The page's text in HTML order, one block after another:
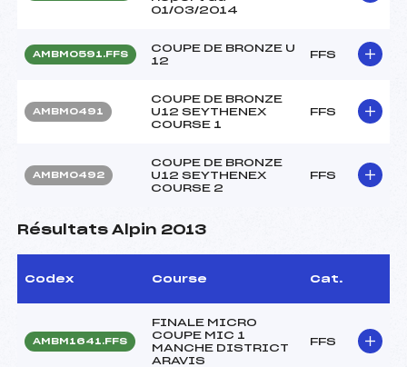
01/03/2014
AMBM0591.FFS
COUPE DE BRONZE U
12
FFS
AMBM0491
COUPE DE BRONZE
U12 SEYTHENEX
COURSE 1
FFS
AMBM0492
COUPE DE BRONZE
U12 SEYTHENEX
COURSE 2
FFS
Résultats Alpin 2013
Codex Course Cat.
AMBM1641.FFS
FINALE MICRO
COUPE MIC 1
MANCHE DISTRICT
ARAVIS
FFS